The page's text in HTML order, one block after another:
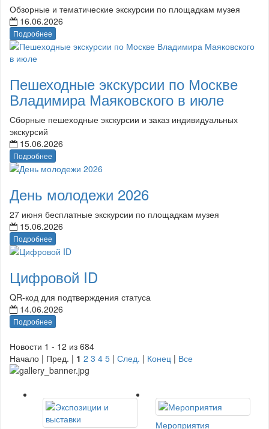
Обзорные и тематические экскурсии по площадкам музея
16.06.2026
Подробнее
Пешеходные экскурсии по Москве
Владимира Маяковского в июле
Сборные пешеходные экскурсии и заказ индивидуальных
экскурсий
15.06.2026
Подробнее
День молодежи 2026
27 июня бесплатные экскурсии по площадкам музея
15.06.2026
Подробнее
Цифровой ID
QR-код для подтверждения статуса
14.06.2026
Подробнее
Новости 1 - 12 из 684
Начало | Пред. | 1 2 3 4 5 | След. | Конец | Все
Мероприятия